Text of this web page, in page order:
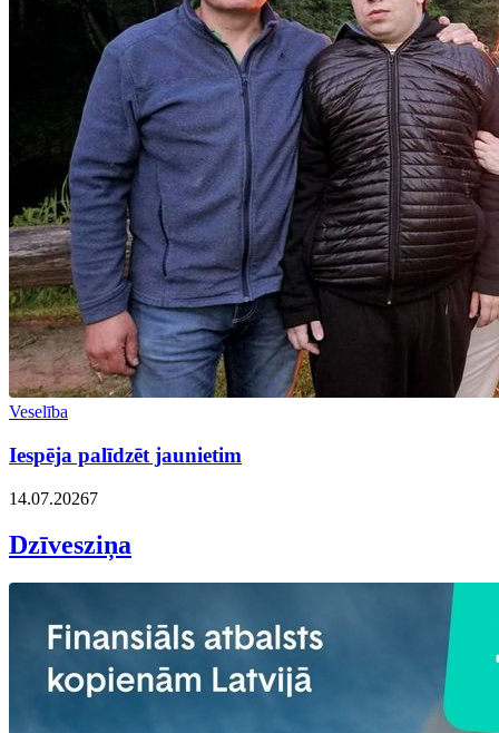
Veselība
Iespēja palīdzēt jaunietim
14.07.20267
Dzīvesziņa